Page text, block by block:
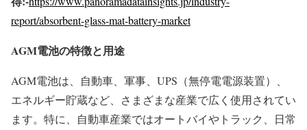
report/absorbent-glass-mat-battery-market
AGM電池の特徴と用途
AGM電池は、自動車、軍事、UPS（無停電電源装置）、
エネルギー貯蔵など、さまざまな産業で広く使用されてい
ます。特に、自動車産業ではオートバイやトラック、日常